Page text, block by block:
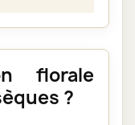
florale
?